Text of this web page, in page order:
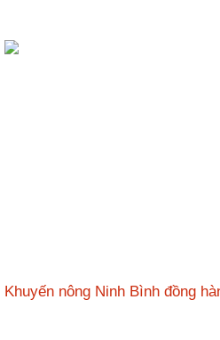
Khuyến nông Ninh Bình đồng